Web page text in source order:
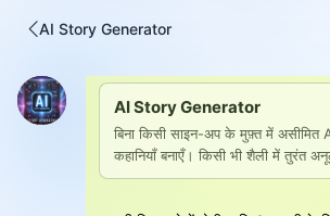
AI Story Generator
AI Story Generator
बिना किसी साइन-अप के मुफ़्त में असीमित
कहानियाँ बनाएँ। किसी भी शैली में तुरंत